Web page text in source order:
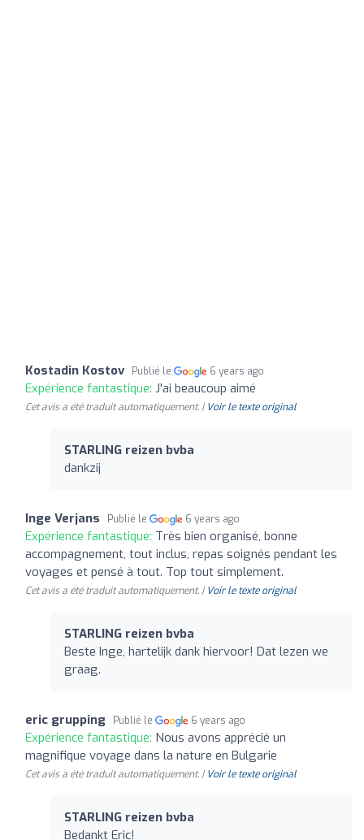
Kostadin Kostov Publié le 6 years ago
Expérience fantastique: J'ai beaucoup aimé
Cet avis a été traduit automatiquement. | Voir le texte original
STARLING reizen bvba
dankzij
Inge Verjans Publié le 6 years ago
Expérience fantastique: Très bien organisé, bonne
accompagnement, tout inclus, repas soignés pendant les
voyages et pensé à tout. Top tout simplement.
Cet avis a été traduit automatiquement. | Voir le texte original
STARLING reizen bvba
Beste Inge, hartelijk dank hiervoor! Dat lezen we
graag.
eric grupping Publié le 6 years ago
Expérience fantastique: Nous avons apprécié un
magnifique voyage dans la nature en Bulgarie
Cet avis a été traduit automatiquement. | Voir le texte original
STARLING reizen bvba
Bedankt Eric!